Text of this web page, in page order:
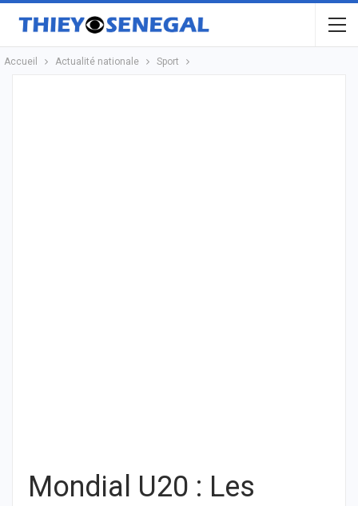
Accueil Actualité nationale Sport
Mondial U20 : Les